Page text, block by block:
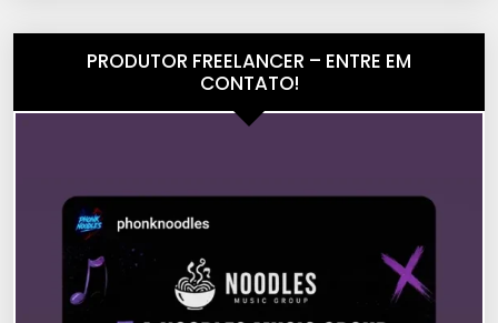
PRODUTOR FREELANCER – ENTRE EM
CONTATO!